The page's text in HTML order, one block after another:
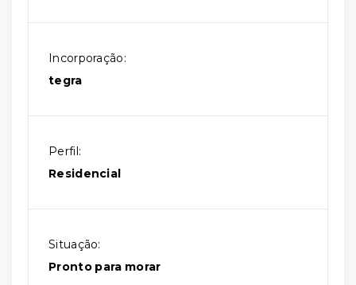
Incorporação:
tegra
Perfil:
Residencial
Situação:
Pronto para morar